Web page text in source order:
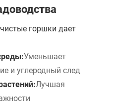
горшки дает
Уменьшает
и углеродный след
Лучшая